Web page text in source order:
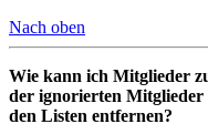
Nach oben
Wie kann ich Mitglieder
der ignorierten Mitglieder
den Listen entfernen?